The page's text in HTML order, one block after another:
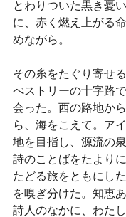
とわりついた黒き憂
に、赤く燃え上がる
めながら。
その糸をたぐり寄せ
ぺストリーの十字路
会った。西の路地か
ら、海をこえて。ア
地を目指し、源流の
詩のことばをたより
たどる旅をともにし
を嗅ぎ分けた。知恵
詩人のなかに、わた